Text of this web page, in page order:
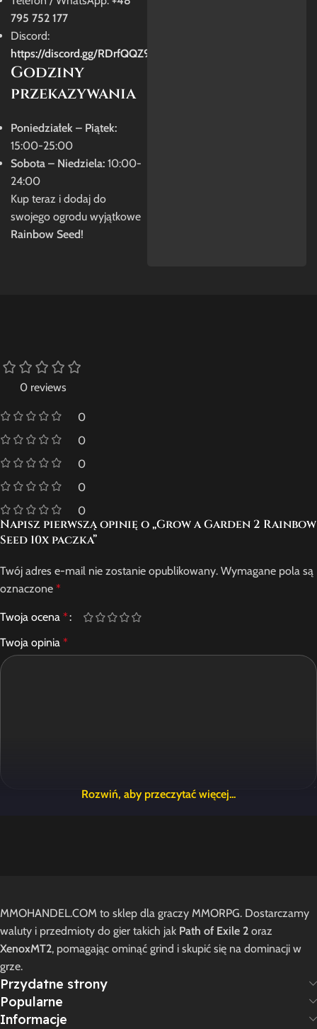
795 752 177
Discord:
https://discord.gg/RDrfQQZ9e
Godziny
przekazywania
Poniedziałek – Piątek:
15:00-25:00
Sobota – Niedziela: 10:00-
24:00
Kup teraz i dodaj do
swojego ogrodu wyjątkowe
Rainbow Seed!
0 reviews
0
0
0
0
0
Opinie
Napisz pierwszą opinię o „Grow a Garden 2 Rainbow
Seed 10x paczka”
Twój adres e-mail nie zostanie opublikowany. Wymagane pola są
oznaczone *
Twoja ocena *
Twoja opinia *
Zapamiętaj moje dane w tej przeglądarce podczas pisania
kolejnych komentarzy.
MMOHANDEL.COM to sklep dla graczy MMORPG. Dostarczamy
waluty i przedmioty do gier takich jak Path of Exile 2 oraz
XenoxMT2, pomagając ominąć grind i skupić się na dominacji w
grze.
Przydatne strony
Popularne
Informacje